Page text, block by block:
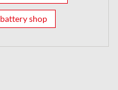
battery shop